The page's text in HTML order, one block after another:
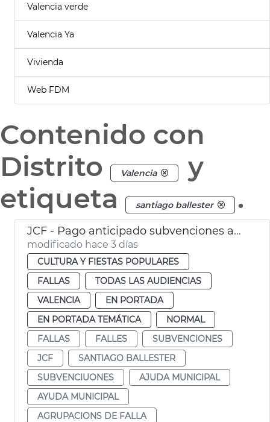
Valencia verde
Valencia Ya
Vivienda
Web FDM
Contenido con
Distrito
Valencia
y
etiqueta
santiago ballester .
JCF - Pago anticipado subvenciones agrupaciones de falla
modificado hace 3 días
CULTURA Y FIESTAS POPULARES
FALLAS
TODAS LAS AUDIENCIAS
VALENCIA
EN PORTADA
EN PORTADA TEMÁTICA
NORMAL
FALLAS
FALLES
SUBVENCIONES
JCF
SANTIAGO BALLESTER
SUBVENCIUONES
AJUDA MUNICIPAL
AYUDA MUNICIPAL
AGRUPACIONS DE FALLA